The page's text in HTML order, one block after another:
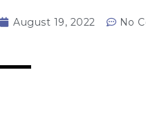
August 19, 2022 No